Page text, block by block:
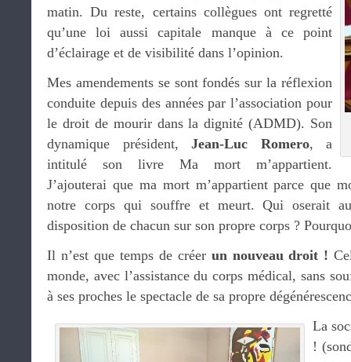
matin. Du reste, certains collègues ont regretté
qu’une loi aussi capitale manque à ce point
d’éclairage et de visibilité dans l’opinion.
Mes amendements se sont fondés sur la réflexion
conduite depuis des années par l’association pour
le droit de mourir dans la dignité (ADMD). Son
dynamique président, Jean-Luc Romero, a
intitulé son livre Ma mort m’appartient.
J’ajouterai que ma mort m’appartient parce que
notre corps qui souffre et meurt. Qui oserait
disposition de chacun sur son propre corps ?
Il n’est que temps de créer un nouveau droit !
monde, avec l’assistance du corps médical, sans
à ses proches le spectacle de sa propre
La
!